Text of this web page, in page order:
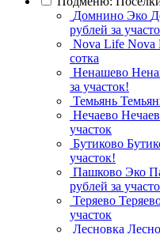
Домнино Эко
рублей за
Nova Life Nova
сотка
Ненашево
за участок!
Темьянь
Нечаево
участок
Бутиково
участок!
Пашково Эко
рублей за
Теряево
участок
Лесновка